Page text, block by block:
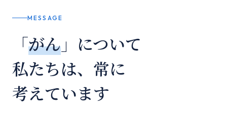
MESSAGE
「がん 」について
私たちは、常に
考えています